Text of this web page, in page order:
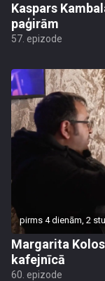
Kaspars
paģirām
57. epizode
pirms 4 dienām, 2
Margarita
kafejnīcā
60. epizode